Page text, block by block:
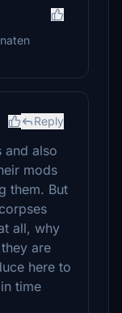
Reply
and also
mods
them. But
all, why
are
here to
time